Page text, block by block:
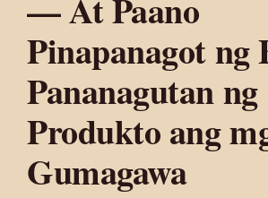
— At Paano
Pinapanagot ng
Pananagutan ng
Produkto ang
Gumagawa